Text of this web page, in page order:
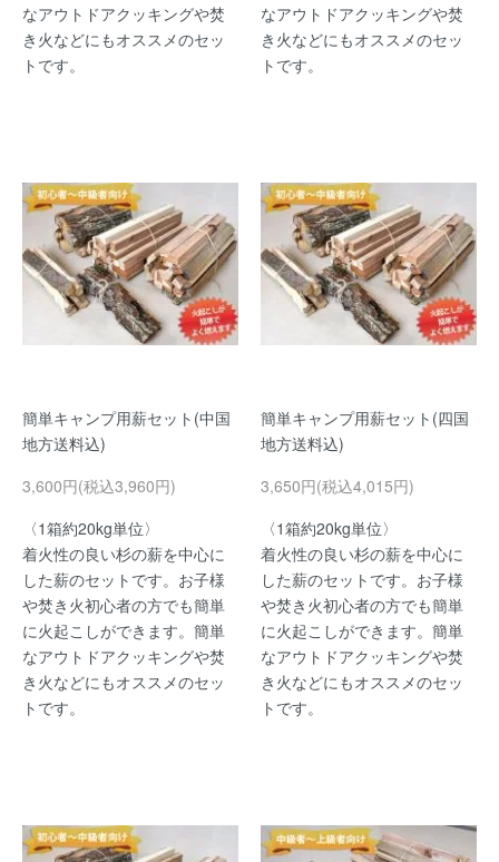
なアウトドアクッキングや焚
き火などにもオススメのセッ
トです。
なアウトドアクッキングや焚
き火などにもオススメのセッ
トです。
簡単キャンプ用薪セット(中国
地方送料込)
3,600円(税込3,960円)
〈1箱約20kg単位〉
着火性の良い杉の薪を中心に
した薪のセットです。お子様
や焚き火初心者の方でも簡単
に火起こしができます。簡単
なアウトドアクッキングや焚
き火などにもオススメのセッ
トです。
簡単キャンプ用薪セット(四国
地方送料込)
3,650円(税込4,015円)
〈1箱約20kg単位〉
着火性の良い杉の薪を中心に
した薪のセットです。お子様
や焚き火初心者の方でも簡単
に火起こしができます。簡単
なアウトドアクッキングや焚
き火などにもオススメのセッ
トです。